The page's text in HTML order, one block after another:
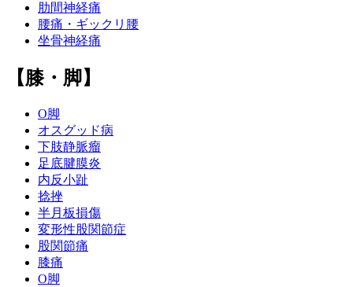
肋間神経痛
腰痛・ギックリ腰
坐骨神経痛
【膝・脚】
O脚
オスグッド病
下肢静脈瘤
足底腱膜炎
内反小趾
捻挫
半月板損傷
変形性股関節症
股関節痛
膝痛
O脚